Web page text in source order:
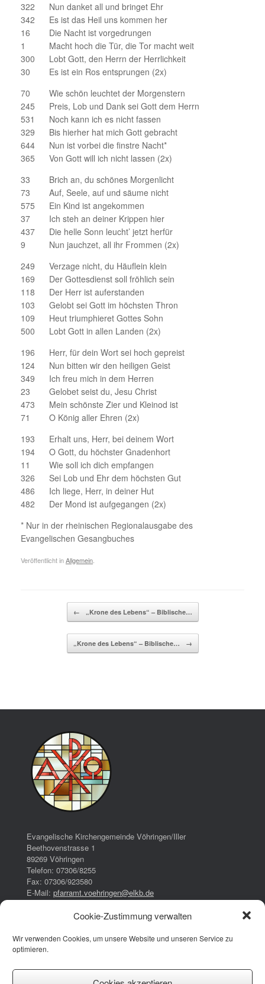
Cookie-Zustimmung verwalten
Wir verwenden Cookies, um unsere Website und unseren Service zu
optimieren.
322 Nun danket all und bringet Ehr
342 Es ist das Heil uns kommen her
16 Die Nacht ist vorgedrungen
1 Macht hoch die Tür, die Tor macht weit
300 Lobt Gott, den Herrn der Herrlichkeit
30 Es ist ein Ros entsprungen (2x)
70 Wie schön leuchtet der Morgenstern
245 Preis, Lob und Dank sei Gott dem Herrn
531 Noch kann ich es nicht fassen
329 Bis hierher hat mich Gott gebracht
644 Nun ist vorbei die finstre Nacht*
365 Von Gott will ich nicht lassen (2x)
33 Brich an, du schönes Morgenlicht
73 Auf, Seele, auf und säume nicht
575 Ein Kind ist angekommen
37 Ich steh an deiner Krippen hier
437 Die helle Sonn leucht’ jetzt herfür
9 Nun jauchzet, all ihr Frommen (2x)
249 Verzage nicht, du Häuflein klein
169 Der Gottesdienst soll fröhlich sein
118 Der Herr ist auferstanden
103 Gelobt sei Gott im höchsten Thron
109 Heut triumphieret Gottes Sohn
500 Lobt Gott in allen Landen (2x)
196 Herr, für dein Wort sei hoch gepreist
124 Nun bitten wir den heiligen Geist
349 Ich freu mich in dem Herren
23 Gelobet seist du, Jesu Christ
473 Mein schönste Zier und Kleinod ist
71 O König aller Ehren (2x)
193 Erhalt uns, Herr, bei deinem Wort
194 O Gott, du höchster Gnadenhort
11 Wie soll ich dich empfangen
326 Sei Lob und Ehr dem höchsten Gut
486 Ich liege, Herr, in deiner Hut
482 Der Mond ist aufgegangen (2x)
* Nur in der rheinischen Regionalausgabe des
Evangelischen Gesangbuches
Veröffentlicht inAllgemein
← „Krone des Lebens“ – Biblische…
„Krone des Lebens“ – Biblische… →
Evangelische Kirchengemeinde Vöhringen/Iller
Beethovenstrasse 1
89269 Vöhringen
Telefon: 07306/8255
Fax: 07306/923580
E-Mail: pfarramt.voehringen@elkb.de
16:00 – 17:00 Uhr
Donnerstag: